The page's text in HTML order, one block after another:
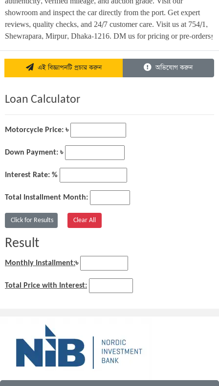
showroom and inspect the car directly from the port. Get expert
reviews, quality checks, and 24/7 customer care. Visit us at 754/1,
Shewrapara, Mirpur, Dhaka-1216. DM us for pricing or pre-orders!
এই বিজ্ঞাপনটি প্রচার করুন অভিযোগ করুন
Loan Calculator
Motorcycle Price: ৳
Down Payment: ৳
Interest Rate: %
Total Installment Month:
Result
Monthly Installment:৳
Total Price with Interest: